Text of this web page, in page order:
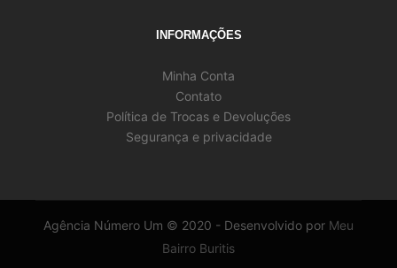
INFORMAÇÕES
Minha Conta
Contato
Política de Trocas e Devoluções
Segurança e privacidade
Agência Número Um © 2020 - Desenvolvido por Meu
Bairro Buritis